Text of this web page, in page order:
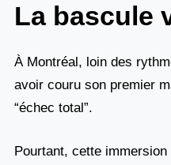
La bascule
À Montréal, loin des
avoir couru son premier
“échec total”.
Pourtant, cette